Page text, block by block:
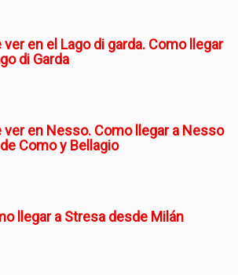
ver en el Lago di garda. Como llegar
di Garda
ver en Nesso. Como llegar a Nesso
Como y Bellagio
llegar a Stresa desde Milán